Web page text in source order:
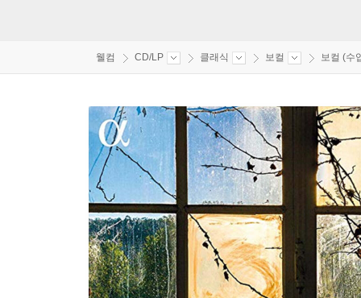
웰컴 CD/LP 클래식 보컬 보컬 (수